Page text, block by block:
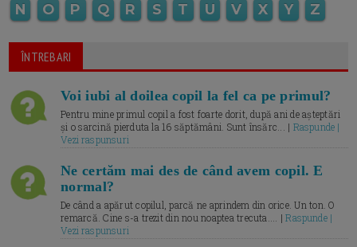
N
O P Q R S T U V X Y Z
ÎNTREBARI
Voi iubi al doilea copil la fel ca pe primul?
Pentru mine primul copil a fost foarte dorit, după ani de așteptări
și o sarcină pierduta la 16 săptămâni. Sunt însărc... | Raspunde |
Vezi raspunsuri
Ne certăm mai des de când avem copil. E
normal?
De când a apărut copilul, parcă ne aprindem din orice. Un ton. O
remarcă. Cine s-a trezit din nou noaptea trecuta.... |Raspunde |
Vezi raspunsuri